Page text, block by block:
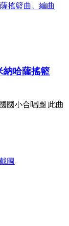
納哈薩搖籃
國小合唱團 此曲